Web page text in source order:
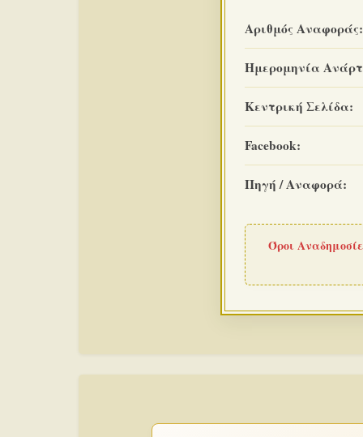
Αριθμός Αναφοράς:
Ημερομηνία
Κεντρική Σελίδα:
Facebook:
Πηγή / Αναφορά:
Όροι